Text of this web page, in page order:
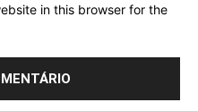
in this browser for the